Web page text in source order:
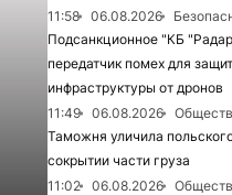
11:58
06.08.2026
Подсанкционное "КБ
передатчик помех для
инфраструктуры от дронов
11:49
06.08.2026
Таможня уличила
сокрытии части груза
11:02
06.08.2026